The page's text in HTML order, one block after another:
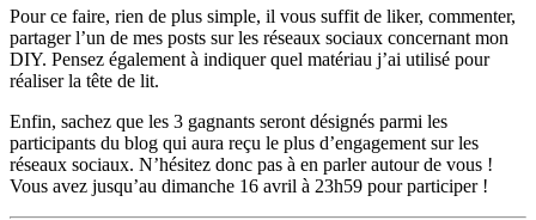
Pour ce faire, rien de plus simple, il vous suffit de liker, commenter,
partager l’un de mes posts sur les réseaux sociaux concernant mon
DIY. Pensez également à indiquer quel matériau j’ai utilisé pour
réaliser la tête de lit.
Enfin, sachez que les 3 gagnants seront désignés parmi les
participants du blog qui aura reçu le plus d’engagement sur les
réseaux sociaux. N’hésitez donc pas à en parler autour de vous !
Vous avez jusqu’au dimanche 16 avril à 23h59 pour participer !